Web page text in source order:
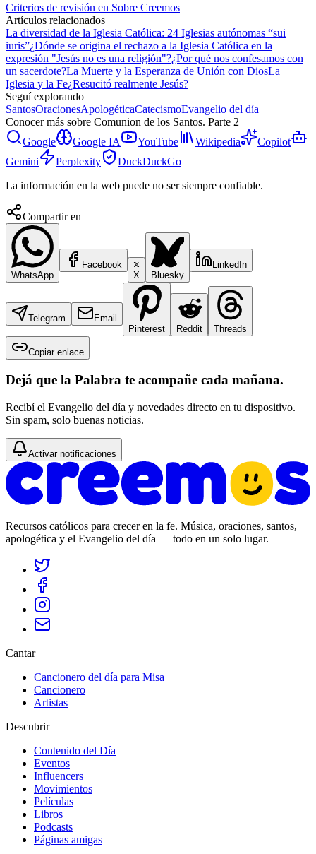
Criterios de revisión en Sobre Creemos
Artículos relacionados
La diversidad de la Iglesia Católica: 24 Iglesias autónomas “sui
iuris”¿Dónde se origina el rechazo a la Iglesia Católica en la
expresión "Jesús no es una religión"?¿Por qué nos confesamos con
un sacerdote?La Muerte y la Esperanza de Unión con DiosLa
Iglesia y la Fe¿Resucitó realmente Jesús?
Seguí explorando
SantosOracionesApologéticaCatecismoEvangelio del día
Conocer más sobre Comunion de los Santos. Parte 2
Google
Google IA YouTube Wikipedia
Copilot
Gemini
Perplexity
DuckDuckGo
La información en la web puede no ser siempre confiable.
Compartir en
WhatsApp
Facebook
X
Bluesky
LinkedIn
Telegram
Email
Pinterest
Reddit Threads
Copiar enlace
Dejá que la Palabra te acompañe cada mañana.
Recibí el Evangelio del día y novedades directo en tu dispositivo.
Sin spam, solo buenas noticias.
Activar notificaciones
Recursos católicos para crecer en la fe. Música, oraciones, santos,
apologética y el Evangelio del día — todo en un solo lugar.
Cantar
Cancionero del día para Misa
Cancionero
Artistas
Descubrir
Contenido del Día
Eventos
Influencers
Movimientos
Películas
Libros
Podcasts
Páginas amigas